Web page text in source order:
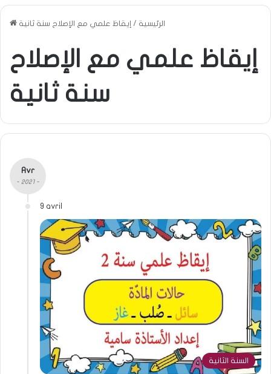
الرئيسية / إيقاظ علمي مع الإصلاح سنة ثانية
إيقاظ علمي مع الإصلاح
سنة ثانية
Avr
- 2021 -
9 avril
السنة الثانية